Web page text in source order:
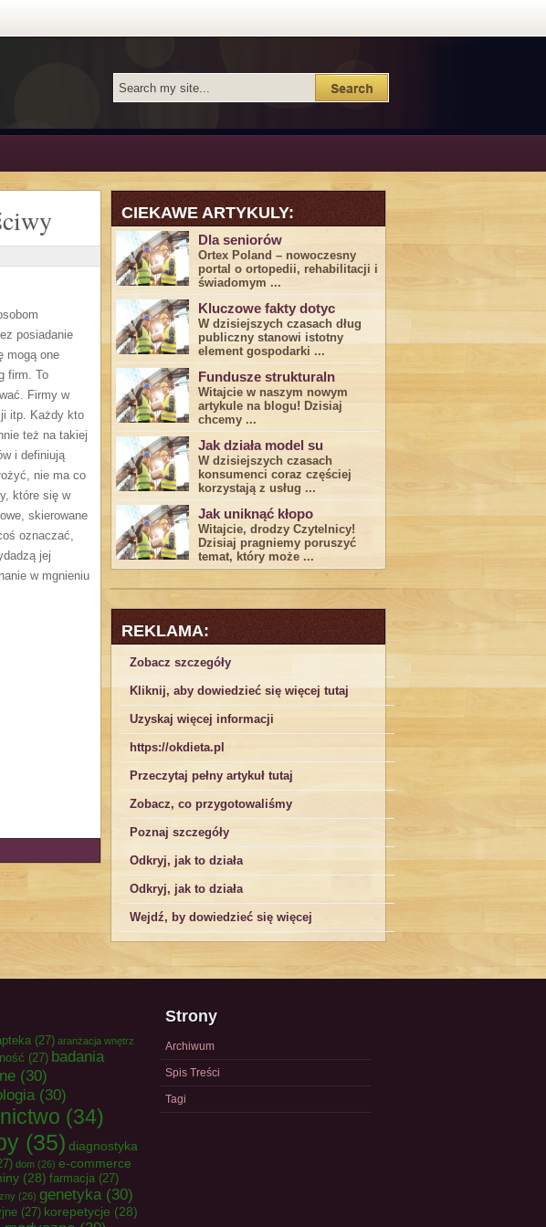
posiadanie
mogą one
firm. To
Firmy w
itp. Każdy kto
też na takiej
i definiują
nie ma co
które się w
skierowane
oznaczać,
jej
w mgnieniu
CIEKAWE ARTYKULY:
Dla seniorów
Ortex Poland – nowoczesny
portal o ortopedii, rehabilitacji i
świadomym ...
Kluczowe fakty dotyc
W dzisiejszych czasach dług
publiczny stanowi istotny
element gospodarki ...
Fundusze strukturaln
Witajcie w naszym nowym
artykule na blogu! Dzisiaj
chcemy ...
Jak działa model su
W dzisiejszych czasach
konsumenci ‌coraz częściej
korzystają z usług⁤ ...
Jak uniknąć kłopo
Witajcie, drodzy Czytelnicy!
Dzisiaj pragniemy poruszyć
temat, który może ...
REKLAMA:
Zobacz szczegóły
Kliknij, aby dowiedzieć się więcej tutaj
Uzyskaj więcej informacji
https://okdieta.pl
Przeczytaj pełny artykuł tutaj
Zobacz, co przygotowaliśmy
Poznaj szczegóły
Odkryj, jak to działa
Odkryj, jak to działa
Wejdź, by dowiedzieć się więcej
(27) aranżacja wnętrz
(27) badania
(30)
(30)
(34)
(35) diagnostyka
dom (26) e-commerce
(28) farmacja (27)
(26) genetyka(30)
(27) korepetycje (28)
Strony
Archiwum
Spis Treści
Tagi